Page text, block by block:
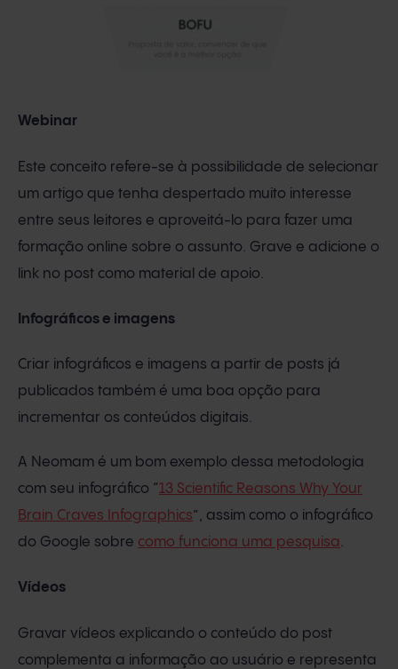
Webinar
Este conceito refere-se à possibilidade de selecionar
um artigo que tenha despertado muito interesse
entre seus leitores e aproveitá-lo para fazer uma
formação online sobre o assunto. Grave e adicione o
link no post como material de apoio.
Infográficos e imagens
Criar infográficos e imagens a partir de posts já
publicados também é uma boa opção para
incrementar os conteúdos digitais.
A Neomam é um bom exemplo dessa metodologia
com seu infográfico “13 Scientific Reasons Why Your
Brain Craves Infographics”, assim como o infográfico
do Google sobre como funciona uma pesquisa.
Vídeos
Gravar vídeos explicando o conteúdo do post
complementa a informação ao usuário e representa